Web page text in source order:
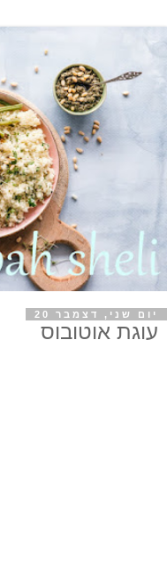
יום שני, דצמבר 20
עוגת אוטובוס